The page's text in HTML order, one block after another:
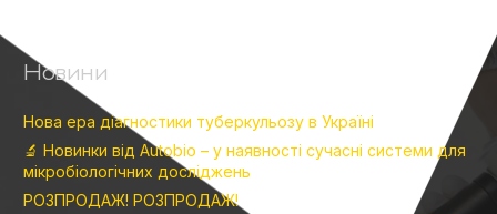
Новини
Нова ера діагностики туберкульозу в Україні
🔬 Новинки від Autobio – у наявності сучасні системи для
мікробіологічних досліджень
РОЗПРОДАЖ! РОЗПРОДАЖ!